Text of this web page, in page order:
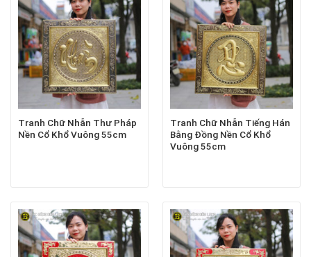
Tranh Chữ Nhẫn Thư Pháp
Nền Cổ Khổ Vuông 55cm
Tranh Chữ Nhẫn Tiếng Hán
Bằng Đồng Nền Cổ Khổ
Vuông 55cm